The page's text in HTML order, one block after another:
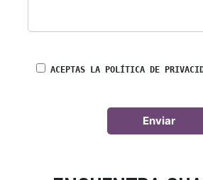
ACEPTAS LA POLÍTICA DE